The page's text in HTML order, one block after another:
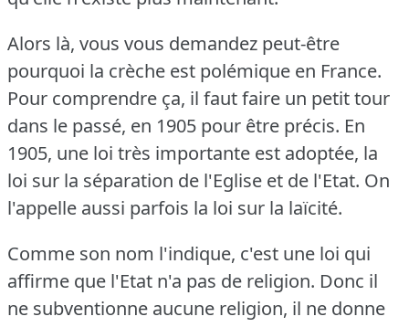
Alors là, vous vous demandez peut-être
pourquoi la crèche est polémique en France.
Pour comprendre ça, il faut faire un petit tour
dans le passé, en 1905 pour être précis. En
1905, une loi très importante est adoptée, la
loi sur la séparation de l'Eglise et de l'Etat. On
l'appelle aussi parfois la loi sur la laïcité.
Comme son nom l'indique, c'est une loi qui
affirme que l'Etat n'a pas de religion. Donc il
ne subventionne aucune religion, il ne donne